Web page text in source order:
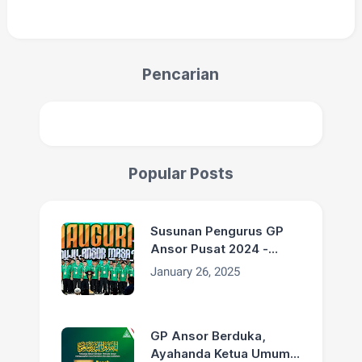
Pencarian
Popular Posts
Susunan Pengurus GP
Ansor Pusat 2024 -
2029
January 26, 2025
GP Ansor Berduka,
Ayahanda Ketua Umum